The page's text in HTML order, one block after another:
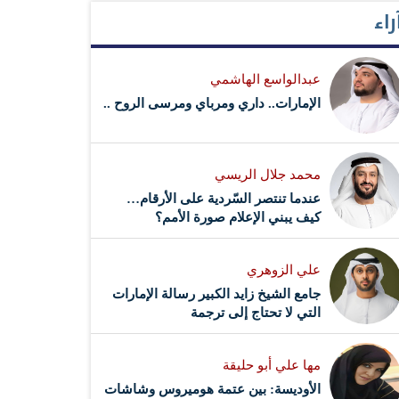
عبدالواسع الهاشمي
الإمارات.. داري ومرباي ومرسى الروح ..
محمد جلال الريسي
عندما تنتصر السّردية على الأرقام…
كيف يبني الإعلام صورة الأمم؟
علي الزوهري
جامع الشيخ زايد الكبير رسالة الإمارات
التي لا تحتاج إلى ترجمة
مها علي أبو حليقة
الأوديسة: بين عتمة هوميروس وشاشات